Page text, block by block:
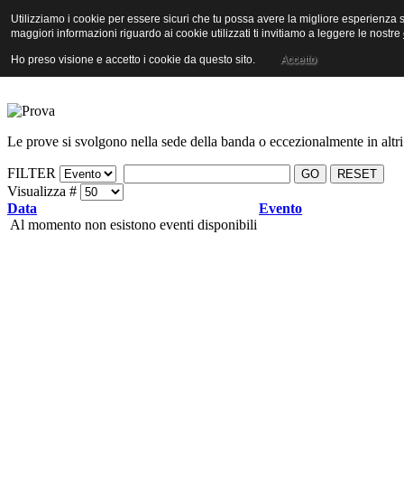
Prova
Le prove si svolgono nella sede della banda o eccezionalmente in
FILTER GO RESET
Visualizza #
Data
Evento
Al momento non esistono eventi disponibili
Utilizziamo i cookie per essere sicuri che tu possa avere la migliore
maggiori informazioni riguardo ai cookie utilizzati ti invitiamo a leggere le nostre
Ho preso visione e accetto i cookie da questo sito. Accetto